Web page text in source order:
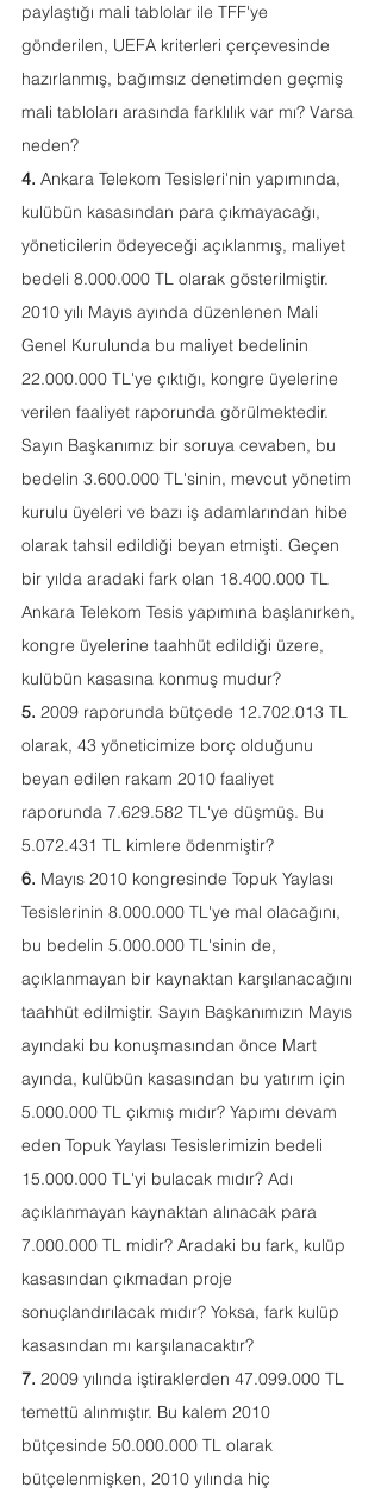
paylaştığı mali tablolar ile TFF'ye
gönderilen, UEFA kriterleri çerçevesinde
hazırlanmış, bağımsız denetimden geçmiş
mali tabloları arasında farklılık var mı? Varsa
neden?
4. Ankara Telekom Tesisleri'nin yapımında,
kulübün kasasından para çıkmayacağı,
yöneticilerin ödeyeceği açıklanmış, maliyet
bedeli 8.000.000 TL olarak gösterilmiştir.
2010 yılı Mayıs ayında düzenlenen Mali
Genel Kurulunda bu maliyet bedelinin
22.000.000 TL'ye çıktığı, kongre üyelerine
verilen faaliyet raporunda görülmektedir.
Sayın Başkanımız bir soruya cevaben, bu
bedelin 3.600.000 TL'sinin, mevcut yönetim
kurulu üyeleri ve bazı iş adamlarından hibe
olarak tahsil edildiği beyan etmişti. Geçen
bir yılda aradaki fark olan 18.400.000 TL
Ankara Telekom Tesis yapımına başlanırken,
kongre üyelerine taahhüt edildiği üzere,
kulübün kasasına konmuş mudur?
5. 2009 raporunda bütçede 12.702.013 TL
olarak, 43 yöneticimize borç olduğunu
beyan edilen rakam 2010 faaliyet
raporunda 7.629.582 TL'ye düşmüş. Bu
5.072.431 TL kimlere ödenmiştir?
6. Mayıs 2010 kongresinde Topuk Yaylası
Tesislerinin 8.000.000 TL'ye mal olacağını,
bu bedelin 5.000.000 TL'sinin de,
açıklanmayan bir kaynaktan karşılanacağını
taahhüt edilmiştir. Sayın Başkanımızın Mayıs
ayındaki bu konuşmasından önce Mart
ayında, kulübün kasasından bu yatırım için
5.000.000 TL çıkmış mıdır? Yapımı devam
eden Topuk Yaylası Tesislerimizin bedeli
15.000.000 TL'yi bulacak mıdır? Adı
açıklanmayan kaynaktan alınacak para
7.000.000 TL midir? Aradaki bu fark, kulüp
kasasından çıkmadan proje
sonuçlandırılacak mıdır? Yoksa, fark kulüp
kasasından mı karşılanacaktır?
7. 2009 yılında iştiraklerden 47.099.000 TL
temettü alınmıştır. Bu kalem 2010
bütçesinde 50.000.000 TL olarak
bütçelenmişken, 2010 yılında hiç